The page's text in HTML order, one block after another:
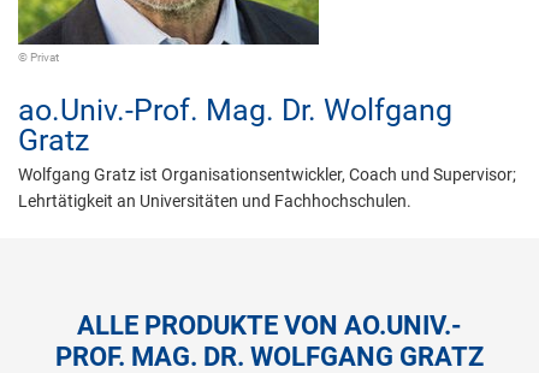
© Privat
ao.Univ.-Prof. Mag. Dr. Wolfgang
Gratz
Wolfgang Gratz ist Organisationsentwickler, Coach und Supervisor;
Lehrtätigkeit an Universitäten und Fachhochschulen.
ALLE PRODUKTE VON AO.UNIV.-
PROF. MAG. DR. WOLFGANG GRATZ